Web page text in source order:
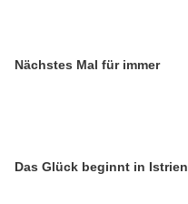
Nächstes Mal für immer
Das Glück beginnt in Istrien